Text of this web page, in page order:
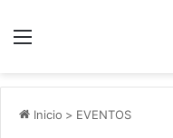
Menu
Inicio > EVENTOS